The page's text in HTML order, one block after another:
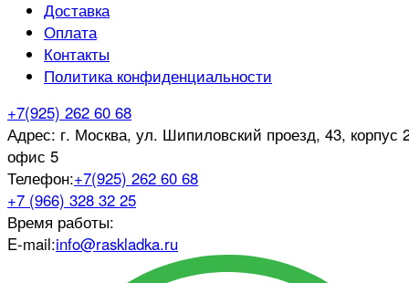
Доставка
Оплата
Контакты
Политика конфиденциальности
+7(925) 262 60 68
Адрес: г. Москва, ул. Шипиловский проезд, 43, корпус
офис 5
Телефон:+7(925) 262 60 68
+7 (966) 328 32 25
Время работы:
E-mail:info@raskladka.ru